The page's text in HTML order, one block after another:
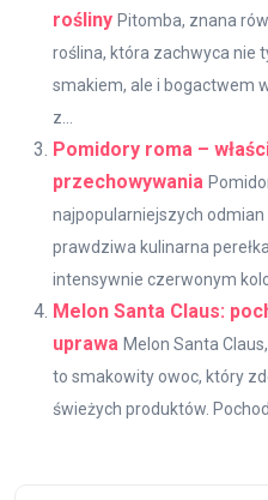
rośliny Pitomba, znana
roślina, która zachwyca nie
smakiem, ale i bogactwem
z...
Pomidory roma –
przechowywania
najpopularniejszych
prawdziwa kulinarna
intensywnie czerwonym
Melon Santa Claus:
uprawa Melon Santa
to smakowity owoc, który
świeżych produktów.